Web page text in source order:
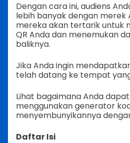
Dengan cara ini, audiens
lebih banyak dengan merek
mereka akan tertarik untuk
QR Anda dan menemukan
baliknya.
Jika Anda ingin
telah datang ke tempat
Lihat bagaimana Anda
menggunakan generator
menyembunyikannya
Daftar Isi